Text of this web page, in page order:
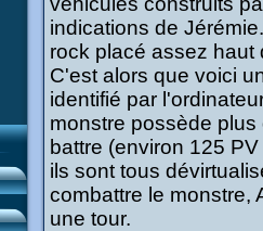
indications de
rock placé assez haut
C'est alors que voici
identifié par
monstre possède
battre (environ 125
ils sont tous
combattre le monstre,
une tour.